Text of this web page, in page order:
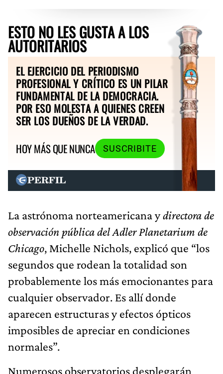
ESTO NO LES GUSTA A LOS
AUTORITARIOS
EL EJERCICIO DEL PERIODISMO
PROFESIONAL Y CRÍTICO ES UN PILAR
FUNDAMENTAL DE LA DEMOCRACIA.
POR ESO MOLESTA A QUIENES CREEN
SER LOS DUEÑOS DE LA VERDAD.
HOY MÁS QUE NUNCA
SUSCRIBITE
La astrónoma norteamericana ydirectora de
observación pública del Adler Planetarium de
Chicago, Michelle Nichols, explicó que “los
segundos que rodean la totalidad son
probablemente los más emocionantes para
cualquier observador. Es allí donde
aparecen estructuras y efectos ópticos
imposibles de apreciar en condiciones
normales”.
Numerosos observatorios desplegarán